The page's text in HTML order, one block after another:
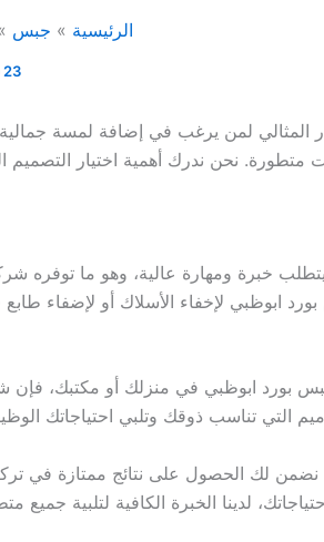
الرئيسية جبس
23 فبراير، 2026
المثالي لمن يرغب في إضافة لمسة
متطورة. نحن ندرك أهمية اختيار
خبرة ومهارة عالية، وهو ما توفره
ابوظبي لإخفاء الأسلاك أو لإضفاء
بورد ابوظبي في منزلك أو مكتبك، فإن
التي تناسب ذوقك وتلبي احتياجاتك
لك الحصول على نتائج ممتازة في
لدينا الخبرة الكافية لتلبية جميع